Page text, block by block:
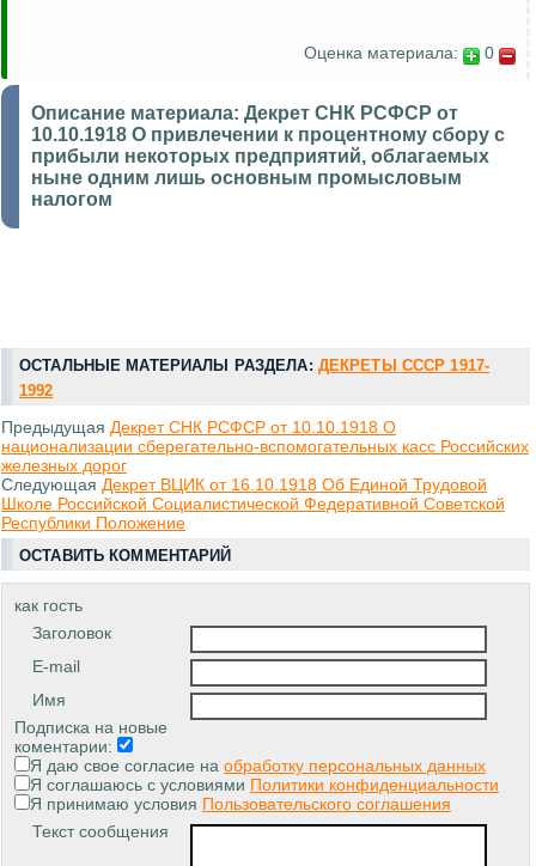
Оценка материала: 0
Описание материала: Декрет СНК РСФСР от
10.10.1918 О привлечении к процентному сбору с
прибыли некоторых предприятий, облагаемых
ныне одним лишь основным промысловым
налогом
ОСТАЛЬНЫЕ МАТЕРИАЛЫ РАЗДЕЛА: ДЕКРЕТЫ СССР 1917-
1992
Предыдущая Декрет СНК РСФСР от 10.10.1918 О
национализации сберегательно-вспомогательных касс Российских
железных дорог
Следующая Декрет ВЦИК от 16.10.1918 Об Единой Трудовой
Школе Российской Социалистической Федеративной Советской
Республики Положение
ОСТАВИТЬ КОММЕНТАРИЙ
как гость
Заголовок
E-mail
Имя
Подписка на новые
коментарии:
Я даю свое согласие на обработку персональных данных
Я соглашаюсь с условиями Политики конфиденциальности
Я принимаю условия Пользовательского соглашения
Текст сообщения